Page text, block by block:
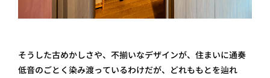
そうした古めかしさや、不揃いなデザインが、住まいに通奏
低音のごとく染み渡っているわけだが、どれももとを辿れ